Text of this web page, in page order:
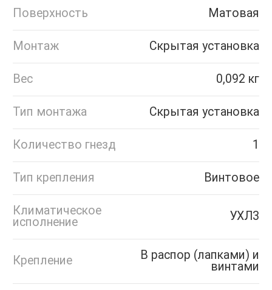
Поверхность Матовая
Монтаж Скрытая установка
Вес 0,092 кг
Тип монтажа Скрытая установка
Количество гнезд 1
Тип крепления Винтовое
Климатическое
исполнение
УХЛ3
Крепление
В распор (лапками) и
винтами